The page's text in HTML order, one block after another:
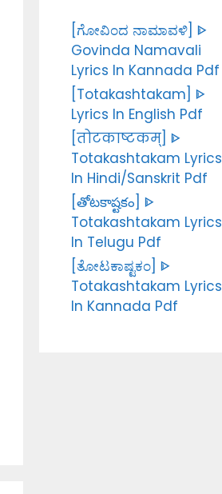
[ಗೋವಿಂದ ನಾಮಾವಳಿ] ᐈ
Govinda Namavali
Lyrics In Kannada Pdf
[Totakashtakam] ᐈ
Lyrics In English Pdf
[तोटकाष्टकम्] ᐈ
Totakashtakam Lyrics
In Hindi/Sanskrit Pdf
[తోటకాష్టకం] ᐈ
Totakashtakam Lyrics
In Telugu Pdf
[ತೋಟಕಾಷ್ಟಕಂ] ᐈ
Totakashtakam Lyrics
In Kannada Pdf